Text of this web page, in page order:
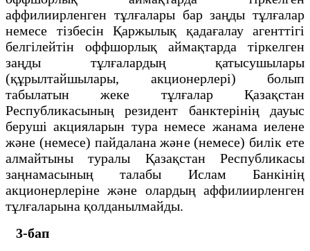
аффилиирленген тұлғалары бар заңды тұлғалар
немесе тізбесін Қаржылық қадағалау агенттігі
белгілейтін оффшорлық аймақтарда тіркелген
заңды тұлғалардың қатысушылары
(құрылтайшылары, акционерлері) болып
табылатын жеке тұлғалар Қазақстан
Республикасының резидент банктерінің дауыс
беруші акцияларын тура немесе жанама иелене
және (немесе) пайдалана және (немесе) билік ете
алмайтыны туралы Қазақстан Республикасы
заңнамасының талабы Ислам Банкінің
акционерлеріне және олардың аффилиирленген
тұлғаларына қолданылмайды.
3-бап